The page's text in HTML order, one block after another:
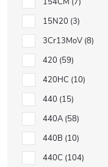
15N20 3
3Cr13MoV 8
420 59
420HC 10
440 15
440A 58
440B 10
440C 104